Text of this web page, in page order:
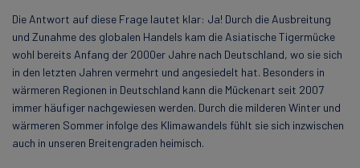
Die Antwort auf diese Frage lautet klar: Ja! Durch die Ausbreitung
und Zunahme des globalen Handels kam die Asiatische Tigermücke
wohl bereits Anfang der 2000er Jahre nach Deutschland, wo sie sich
in den letzten Jahren vermehrt und angesiedelt hat. Besonders in
wärmeren Regionen in Deutschland kann die Mückenart seit 2007
immer häufiger nachgewiesen werden. Durch die milderen Winter und
wärmeren Sommer infolge des Klimawandels fühlt sie sich inzwischen
auch in unseren Breitengraden heimisch.